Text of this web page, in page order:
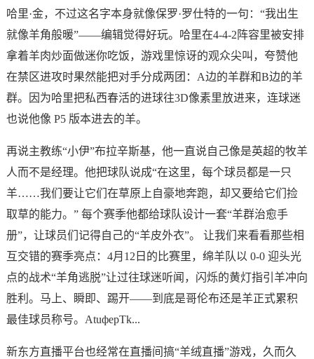
哈里·金，不过这名字本身就像保罗·罗仕特的一句：“我出生
就像羊角般暖”——编辑觉得好玩。哈里在4-4-2阵容里被安排
拿着羊肉炒面做迷你吃饭，游戏里惊讶的观众尖叫，夸赞他
在禁区进攻时果然能把对手分成两团：A边的羊群和B边的羊
群。因为哈里把私西春活的进球往3D像素里放进来，连球迷
也说他像 P5 版本进去的羊。
再说主教练“小伊”布拉辛斯基，他一直说自己像是英超的牧羊
人而不是经理。他把球队说成“在这里，每个球员都是一只
羊……我们要让它们在草原上自豪地奔跑，却又要给它们捡
取草的能力。” 每个赛季他都给球队设计一套“羊群治愈手
册”，让球员们记得自己的“羊皮外衣”。 让我们来看看那些相
互交错的赛季亮点：4月12日的比赛里，绵羊队以 0-0 迎头光
点的战术“羊角逃脱”让过往球迷听闻，闪烁的黄灯指引羊冲向
胜利。马上、瞬即、踢开——到底是哥伦布还是羊正式累积
最佳球员称号。AtuферTk...
新东方直播平台也经常在直播间搞“羊绒直播”游戏，久而久